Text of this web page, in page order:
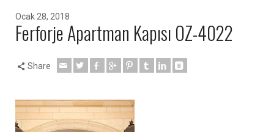
Ocak 28, 2018
Ferforje Apartman Kapısı OZ-4022
Share